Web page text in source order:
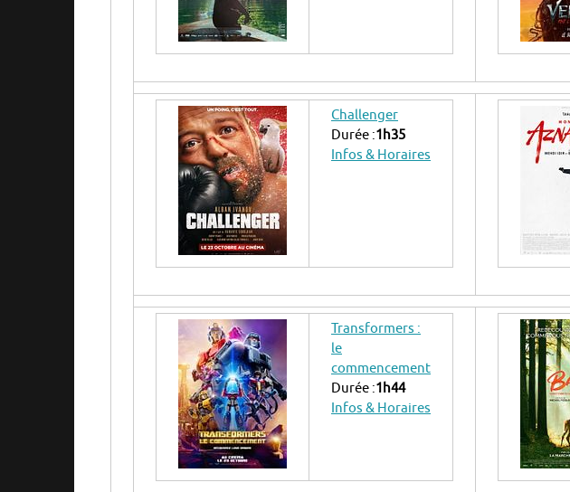
Challenger
Durée :1h35
Infos & Horaires
Transformers :
le
commencement
Durée :1h44
Infos & Horaires